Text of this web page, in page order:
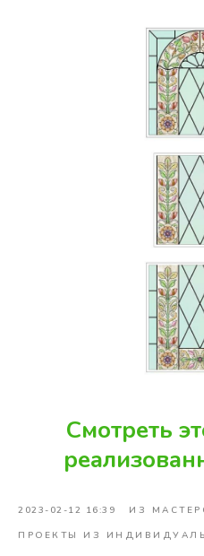
Смотреть
2023-02-12 16:39
ИЗ
ПРОЕКТЫ ИЗ